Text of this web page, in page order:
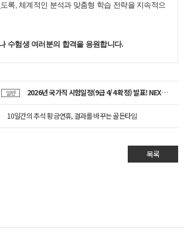
록, 체계적인 분석과 맞춤형 학습 전략을 지속적으
수험생 여러분의 합격을 응원합니다.
일반 2026년 국가직 시험일정(9급 4/4 확정) 발표! NEXT가 제시하는 D-day 학습 전략
10일간의 추석 황금연휴, 결과를 바꾸는 골든타임
목록